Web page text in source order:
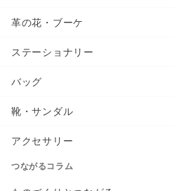
革の花・ブーケ
ステーショナリー
バッグ
靴・サンダル
アクセサリー
つながるコラム